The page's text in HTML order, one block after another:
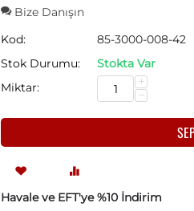
Bize Danışın
Kod:
85-3000-008-42
Stok Durumu:
Stokta Var
Miktar:
+
−
Havale ve EFT'ye %10 İndirim